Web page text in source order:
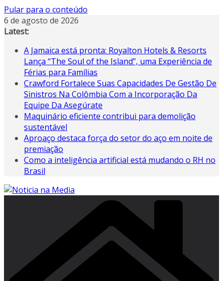
Pular para o conteúdo
6 de agosto de 2026
Latest:
A Jamaica está pronta: Royalton Hotels & Resorts
Lança “The Soul of the Island”, uma Experiência de
Férias para Famílias
Crawford Fortalece Suas Capacidades De Gestão De
Sinistros Na Colômbia Com a Incorporação Da
Equipe Da Asegúrate
Maquinário eficiente contribui para demolição
sustentável
Aproaço destaca força do setor do aço em noite de
premiação
Como a inteligência artificial está mudando o RH no
Brasil